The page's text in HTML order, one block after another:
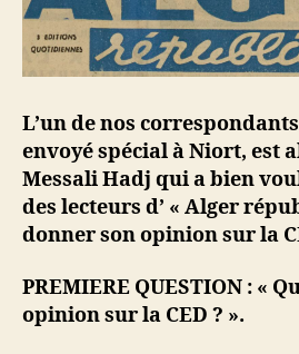
L’un de nos
envoyé spécial à Niort, est
Messali Hadj qui a bien
des lecteurs d’ « Alger
donner son opinion sur la
PREMIERE QUESTION : «
opinion sur la CED ? ».